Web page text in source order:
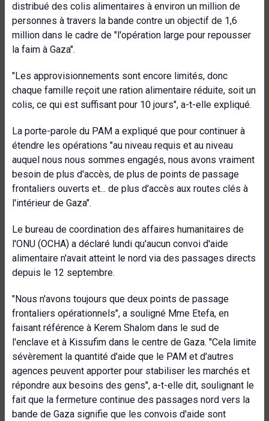
distribué des colis alimentaires à environ un million de
personnes à travers la bande contre un objectif de 1,6
million dans le cadre de "l'opération large pour repousser
la faim à Gaza".
"Les approvisionnements sont encore limités, donc
chaque famille reçoit une ration alimentaire réduite, soit un
colis, ce qui est suffisant pour 10 jours", a-t-elle expliqué.
La porte-parole du PAM a expliqué que pour continuer à
étendre les opérations "au niveau requis et au niveau
auquel nous nous sommes engagés, nous avons vraiment
besoin de plus d'accès, de plus de points de passage
frontaliers ouverts et... de plus d'accès aux routes clés à
l'intérieur de Gaza".
Le bureau de coordination des affaires humanitaires de
l'ONU (OCHA) a déclaré lundi qu'aucun convoi d'aide
alimentaire n'avait atteint le nord via des passages directs
depuis le 12 septembre.
"Nous n'avons toujours que deux points de passage
frontaliers opérationnels", a souligné Mme Etefa, en
faisant référence à Kerem Shalom dans le sud de
l'enclave et à Kissufim dans le centre de Gaza. "Cela limite
sévèrement la quantité d'aide que le PAM et d'autres
agences peuvent apporter pour stabiliser les marchés et
répondre aux besoins des gens", a-t-elle dit, soulignant le
fait que la fermeture continue des passages nord vers la
bande de Gaza signifie que les convois d'aide sont